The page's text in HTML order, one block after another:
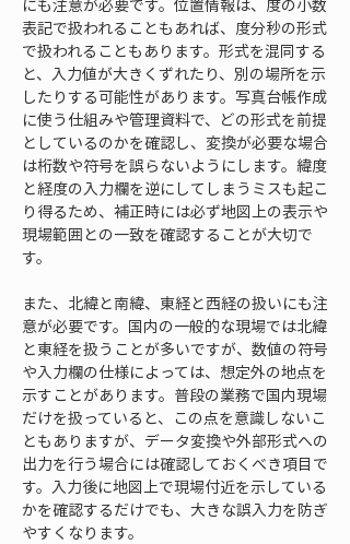
にも注意が必要です。位置情報は、度の小数
表記で扱われることもあれば、度分秒の形式
で扱われることもあります。形式を混同する
と、入力値が大きくずれたり、別の場所を示
したりする可能性があります。写真台帳作成
に使う仕組みや管理資料で、どの形式を前提
としているのかを確認し、変換が必要な場合
は桁数や符号を誤らないようにします。緯度
と経度の入力欄を逆にしてしまうミスも起こ
り得るため、補正時には必ず地図上の表示や
現場範囲との一致を確認することが大切で
す。
また、北緯と南緯、東経と西経の扱いにも注
意が必要です。国内の一般的な現場では北緯
と東経を扱うことが多いですが、数値の符号
や入力欄の仕様によっては、想定外の地点を
示すことがあります。普段の業務で国内現場
だけを扱っていると、この点を意識しないこ
ともありますが、データ変換や外部形式への
出力を行う場合には確認しておくべき項目で
す。入力後に地図上で現場付近を示している
かを確認するだけでも、大きな誤入力を防ぎ
やすくなります。